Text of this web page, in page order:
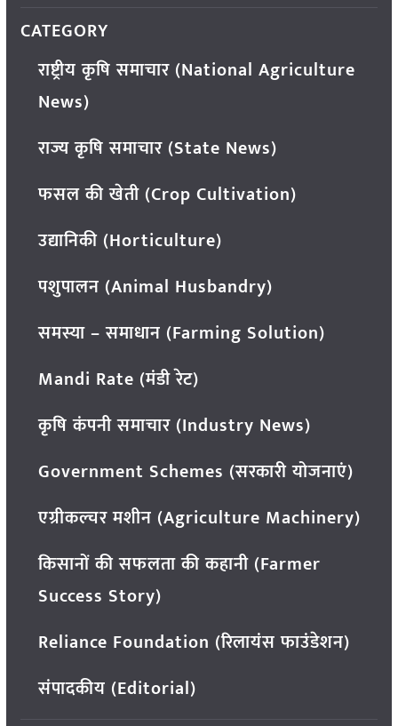
CATEGORY
राष्ट्रीय कृषि समाचार (National Agriculture
News)
राज्य कृषि समाचार (State News)
फसल की खेती (Crop Cultivation)
उद्यानिकी (Horticulture)
पशुपालन (Animal Husbandry)
समस्या – समाधान (Farming Solution)
Mandi Rate (मंडी रेट)
कृषि कंपनी समाचार (Industry News)
Government Schemes (सरकारी योजनाएं)
एग्रीकल्चर मशीन (Agriculture Machinery)
किसानों की सफलता की कहानी (Farmer
Success Story)
Reliance Foundation (रिलायंस फाउंडेशन)
संपादकीय (Editorial)